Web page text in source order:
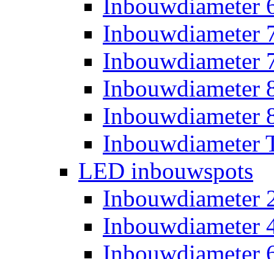
Inbouwdiameter
Inbouwdiameter
Inbouwdiameter
Inbouwdiameter
Inbouwdiameter
Inbouwdiameter
LED inbouwspots
Inbouwdiameter
Inbouwdiameter
Inbouwdiameter